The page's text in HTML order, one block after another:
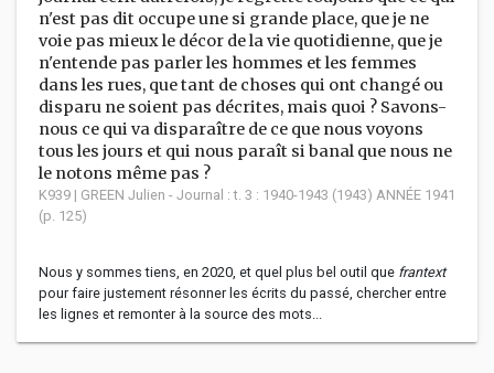
n'est pas dit occupe une si grande place, que je ne
voie pas mieux le décor de la vie quotidienne, que je
n'entende pas parler les hommes et les femmes
dans les rues, que tant de choses qui ont changé ou
disparu ne soient pas décrites, mais quoi ? Savons-
nous ce qui va disparaître de ce que nous voyons
tous les jours et qui nous paraît si banal que nous ne
le notons même pas ?
K939 | GREEN Julien - Journal : t. 3 : 1940-1943 (1943) ANNÉE 1941
(p. 125)
Nous y sommes tiens, en 2020, et quel plus bel outil que frantext
pour faire justement résonner les écrits du passé, chercher entre
les lignes et remonter à la source des mots...